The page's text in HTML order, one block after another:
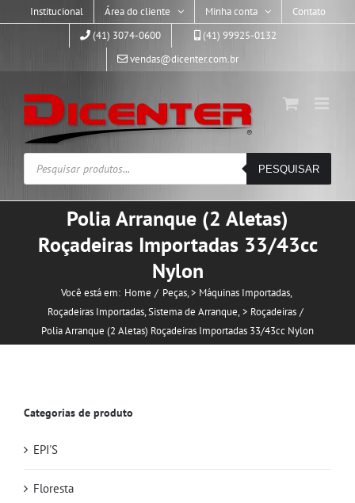
Institucional Área do cliente Minha conta
Contato
(41) 3074-0600
(41) 99925-0132
vendas@dicenter.com.br
Pesquisar
produtos
PESQUISAR
Polia Arranque (2 Aletas)
Roçadeiras Importadas 33/43cc
Nylon
Você está em: Home Peças > Máquinas Importadas
Roçadeiras Importadas Sistema de Arranque > Roçadeiras
Polia Arranque (2 Aletas) Roçadeiras Importadas 33/43cc Nylon
Categorias de produto
EPI'S
Floresta